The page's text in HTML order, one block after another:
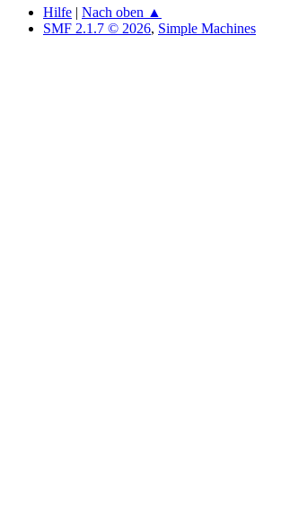
Hilfe | Nach oben ▲
SMF 2.1.7 © 2026, Simple Machines